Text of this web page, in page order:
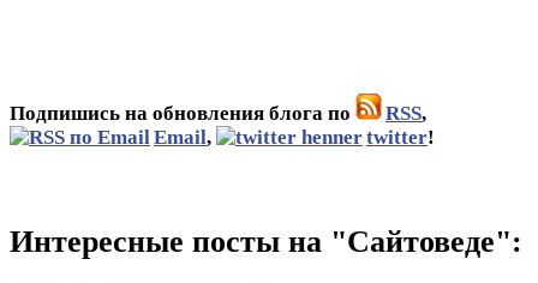
Подпишись на обновления блога по RSS,
Email, twitter!
Интересные посты на "Сайтоведе":